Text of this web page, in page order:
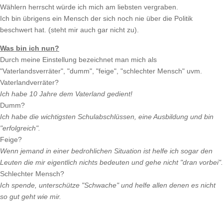
Wählern herrscht würde ich mich am liebsten vergraben.
Ich bin übrigens ein Mensch der sich noch nie über die Politik
beschwert hat. (steht mir auch gar nicht zu).
Was bin ich nun?
Durch meine Einstellung bezeichnet man mich als
"Vaterlandsverräter", "dumm", "feige", "schlechter Mensch" uvm.
Vaterlandverräter?
Ich habe 10 Jahre dem Vaterland gedient!
Dumm?
Ich habe die wichtigsten Schulabschlüssen, eine Ausbildung und bin
"erfolgreich".
Feige?
Wenn jemand in einer bedrohlichen Situation ist helfe ich sogar den
Leuten die mir eigentlich nichts bedeuten und gehe nicht "dran vorbei".
Schlechter Mensch?
Ich spende, unterschütze "Schwache" und helfe allen denen es nicht
so gut geht wie mir.